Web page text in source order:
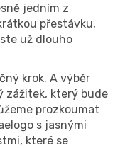
jedním z
přestávku,
už dlouho
krok. A výběr
zážitek, který bude
prozkoumat
s jasnými
které se